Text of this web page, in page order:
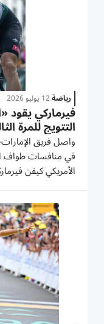
رياضة12 يوليو 2026
فيرماركي يقود
التتويج للمرة
الأمريكي كيفن
ليصعد إلى منصة
في الوقت ذاته على